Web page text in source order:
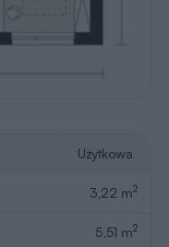
Użytkowa
3,22 m2
5,51 m2